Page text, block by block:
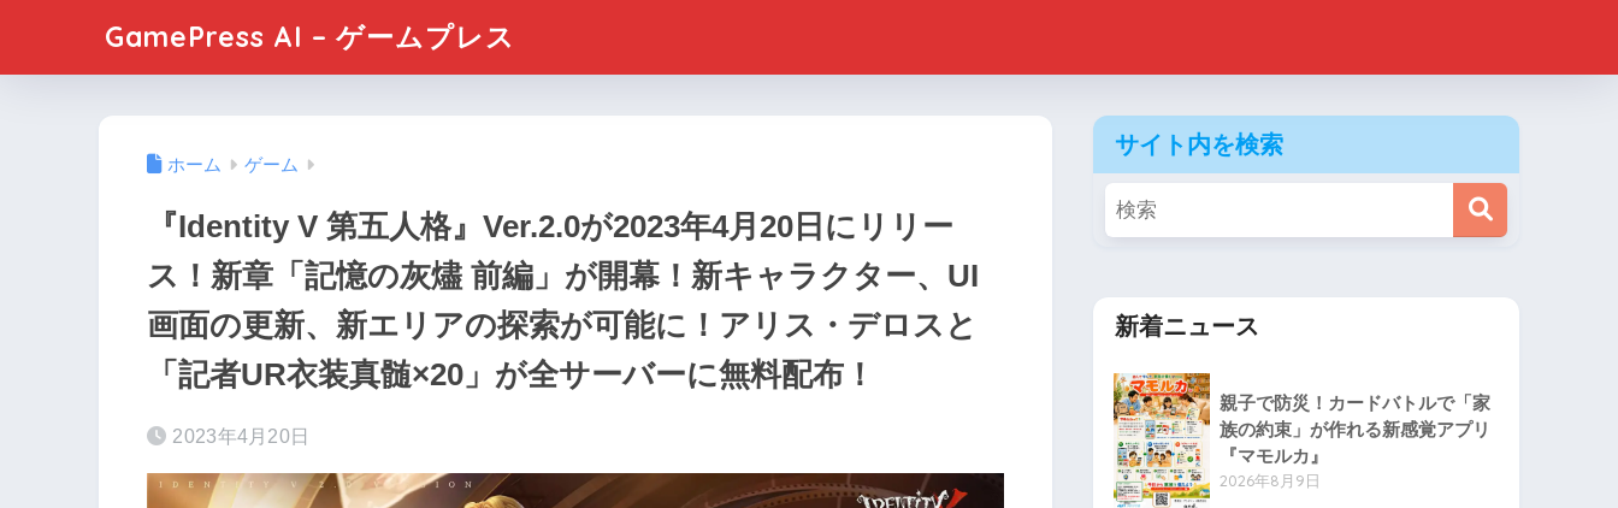
GamePress AI – ゲームプレス
ホーム ゲーム
『Identity V 第五人格』Ver.2.0が2023年4月20日にリリー
ス！新章「記憶の灰燼 前編」が開幕！新キャラクター、UI
画面の更新、新エリアの探索が可能に！アリス・デロスと
「記者UR衣装真髄×20」が全サーバーに無料配布！
2023年4月20日
サイト内を検索
新着ニュース
親子で防災！カードバトルで「家
族の約束」が作れる新感覚アプリ
『マモルカ』
2026年8月9日